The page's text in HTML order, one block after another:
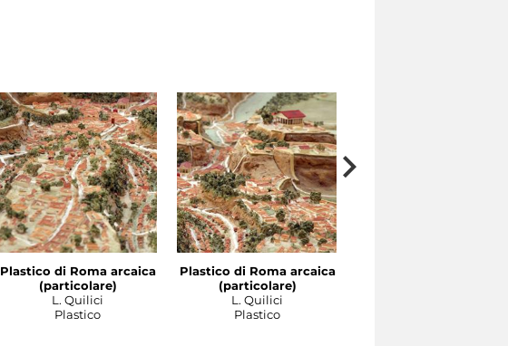
Plastico di Roma arcaica
(particolare)
L. Quilici
Plastico
Plastico di Roma arcaica
(particolare)
L. Quilici
Plastico